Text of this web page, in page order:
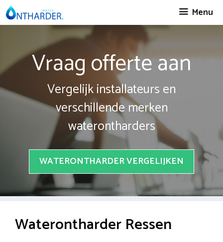
Spring
naar
Menu
Vraag offerte aan
Vergelijk installateurs en
verschillende merken
waterontharders
WATERONTHARDER VERGELIJKEN
Waterontharder Ressen